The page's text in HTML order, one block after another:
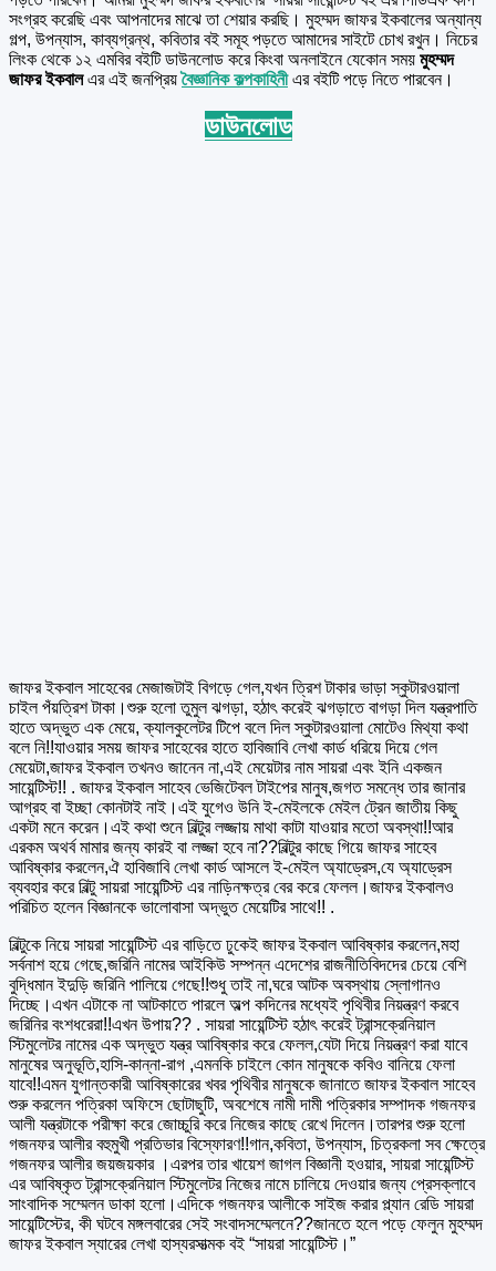
সংগ্রহ করেছি এবং আপনাদের মাঝে তা শেয়ার করছি। মুহম্মদ জাফর ইকবালের অন্যান্য
গল্প, উপন্যাস, কাব্যগ্রন্থ, কবিতার বই সমূহ পড়তে আমাদের সাইটে চোখ রখুন। নিচের
লিংক থেকে ১২ এমবির বইটি ডাউনলোড করে কিংবা অনলাইনে যেকোন সময় মুহম্মদ
জাফর ইকবালএর এই জনপ্রিয়বৈজ্ঞানিক কল্পকাহিনীএর বইটি পড়ে নিতে পারবেন।
ডাউনলোড
জাফর ইকবাল সাহেবের মেজাজটাই বিগড়ে গেল,যখন ত্রিশ টাকার ভাড়া স্কুটারওয়ালা
চাইল পঁয়ত্রিশ টাকা।শুরু হলো তুমুল ঝগড়া, হঠাৎ করেই ঝগড়াতে বাগড়া দিল যন্ত্রপাতি
হাতে অদ্ভুত এক মেয়ে, ক্যালকুলেটর টিপে বলে দিল স্কুটারওয়ালা মোটেও মিথ্যা কথা
বলে নি!!যাওয়ার সময় জাফর সাহেবের হাতে হাবিজাবি লেখা কার্ড ধরিয়ে দিয়ে গেল
মেয়েটা,জাফর ইকবাল তখনও জানেন না,এই মেয়েটার নাম সায়রা এবং ইনি একজন
সায়েন্টিস্ট!! . জাফর ইকবাল সাহেব ভেজিটেবল টাইপের মানুষ,জগত সমন্ধে তার জানার
আগ্রহ বা ইচ্ছা কোনটাই নাই।এই যুগেও উনি ই-মেইলকে মেইল ট্রেন জাতীয় কিছু
একটা মনে করেন।এই কথা শুনে বিল্টুর লজ্জায় মাথা কাটা যাওয়ার মতো অবস্থা!!আর
এরকম অথর্ব মামার জন্য কারই বা লজ্জা হবে না??বিল্টুর কাছে গিয়ে জাফর সাহেব
আবিষ্কার করলেন,ঐ হাবিজাবি লেখা কার্ড আসলে ই-মেইল অ্যাড্রেস,যে অ্যাড্রেস
ব্যবহার করে বিল্টু সায়রা সায়েন্টিস্ট এর নাড়িনক্ষত্র বের করে ফেলল।জাফর ইকবালও
পরিচিত হলেন বিজ্ঞানকে ভালোবাসা অদ্ভুত মেয়েটির সাথে!! .
বিল্টুকে নিয়ে সায়রা সায়েন্টিস্ট এর বাড়িতে ঢুকেই জাফর ইকবাল আবিষ্কার করলেন,মহা
সর্বনাশ হয়ে গেছে,জরিনি নামের আইকিউ সম্পন্ন এদেশের রাজনীতিবিদদের চেয়ে বেশি
বুদ্ধিমান ইদুড়ি জরিনি পালিয়ে গেছে!!শুধু তাই না,ঘরে আটক অবস্থায় স্লোগানও
দিচ্ছে।এখন এটাকে না আটকাতে পারলে অল্প কদিনের মধ্যেই পৃথিবীর নিয়ন্ত্রণ করবে
জরিনির বংশধরেরা!!এখন উপায়?? . সায়রা সায়েন্টিস্ট হঠাৎ করেই ট্রান্সক্রেনিয়াল
স্টিমুলেটর নামের এক অদ্ভুত যন্ত্র আবিষ্কার করে ফেলল,যেটা দিয়ে নিয়ন্ত্রণ করা যাবে
মানুষের অনুভূতি,হাসি-কান্না-রাগ ,এমনকি চাইলে কোন মানুষকে কবিও বানিয়ে ফেলা
যাবে!!এমন যুগান্তকারী আবিষ্কারের খবর পৃথিবীর মানুষকে জানাতে জাফর ইকবাল সাহেব
শুরু করলেন পত্রিকা অফিসে ছোটাছুটি, অবশেষে নামী দামী পত্রিকার সম্পাদক গজনফর
আলী যন্ত্রটাকে পরীক্ষা করে জোচ্চুরি করে নিজের কাছে রেখে দিলেন।তারপর শুরু হলো
গজনফর আলীর বহুমুখী প্রতিভার বিস্ফোরণ!!গান,কবিতা, উপন্যাস, চিত্রকলা সব ক্ষেত্রে
গজনফর আলীর জয়জয়কার ।এরপর তার খায়েশ জাগল বিজ্ঞানী হওয়ার, সায়রা সায়েন্টিস্ট
এর আবিষ্কৃত ট্রান্সক্রেনিয়াল স্টিমুলেটর নিজের নামে চালিয়ে দেওয়ার জন্য প্রেসক্লাবে
সাংবাদিক সম্মেলন ডাকা হলো।এদিকে গজনফর আলীকে সাইজ করার প্ল্যান রেডি সায়রা
সায়েন্টিস্টের, কী ঘটবে মঙ্গলবারের সেই সংবাদসম্মেলনে??জানতে হলে পড়ে ফেলুন মুহম্মদ
জাফর ইকবাল স্যারের লেখা হাস্যরসাত্মক বই “সায়রা সায়েন্টিস্ট।”